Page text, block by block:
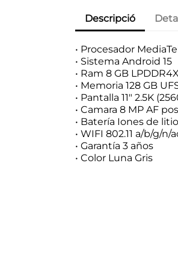
Descripció
• Procesador
• Sistema Android 15
• Ram 8 GB
• Memoria 128 GB
• Pantalla 11" 2.5K
• Camara 8 MP AF
• Batería Iones de
• WIFI 802.11 a/b/g/
• Garantía 3 años
• Color Luna Gris